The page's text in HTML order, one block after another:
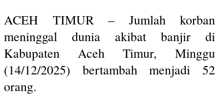
ACEH TIMUR – Jumlah korban
meninggal dunia akibat banjir di
Kabupaten Aceh Timur, Minggu
(14/12/2025) bertambah menjadi 52
orang.